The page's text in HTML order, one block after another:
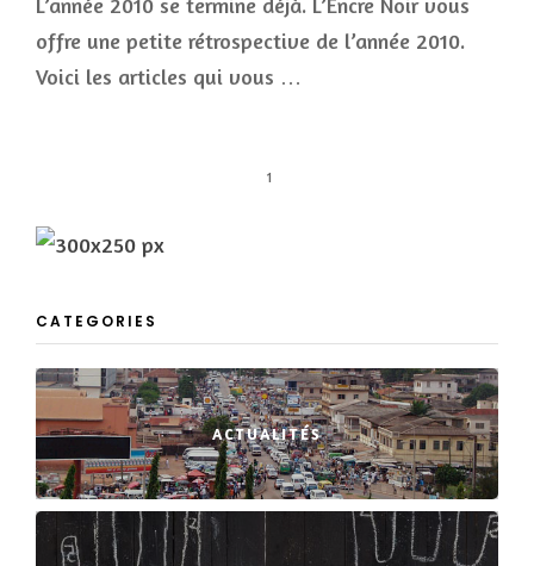
offre une petite rétrospective de l’année 2010.
Voici les articles qui vous …
1
CATEGORIES
ACTUALITÉS